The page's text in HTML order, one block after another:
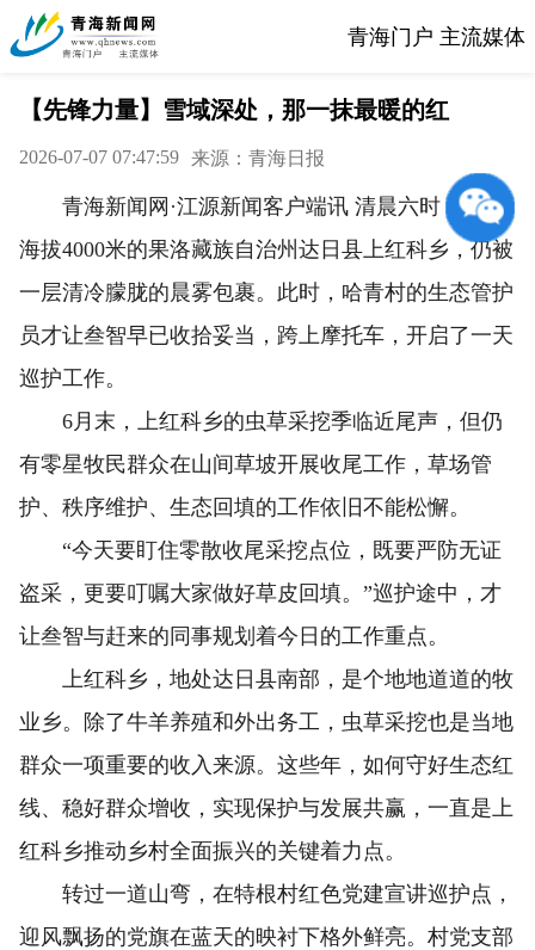
青海门户 主流媒体
【先锋力量】雪域深处，那一抹最暖的红
2026-07-07 07:47:59 来源：青海日报
青海新闻网·江源新闻客户端讯 清晨六时，平均
海拔4000米的果洛藏族自治州达日县上红科乡，仍被
一层清冷朦胧的晨雾包裹。此时，哈青村的生态管护
员才让叁智早已收拾妥当，跨上摩托车，开启了一天
巡护工作。
6月末，上红科乡的虫草采挖季临近尾声，但仍
有零星牧民群众在山间草坡开展收尾工作，草场管
护、秩序维护、生态回填的工作依旧不能松懈。
“今天要盯住零散收尾采挖点位，既要严防无证
盗采，更要叮嘱大家做好草皮回填。”巡护途中，才
让叁智与赶来的同事规划着今日的工作重点。
上红科乡，地处达日县南部，是个地地道道的牧
业乡。除了牛羊养殖和外出务工，虫草采挖也是当地
群众一项重要的收入来源。这些年，如何守好生态红
线、稳好群众增收，实现保护与发展共赢，一直是上
红科乡推动乡村全面振兴的关键着力点。
转过一道山弯，在特根村红色党建宣讲巡护点，
迎风飘扬的党旗在蓝天的映衬下格外鲜亮。村党支部